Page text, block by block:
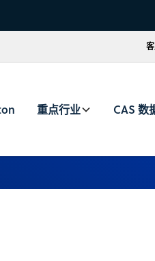
重点行业 CAS 数